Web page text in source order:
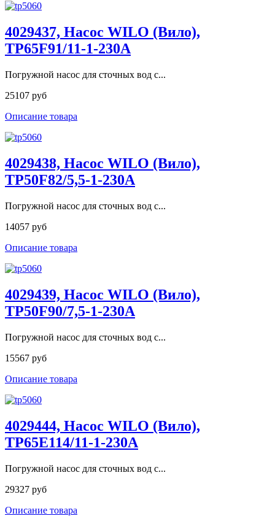
4029437, Насос WILO (Вило),
TP65F91/11-1-230A
Погружной насос для сточных вод с...
25107 руб
Описание товара
4029438, Насос WILO (Вило),
TP50F82/5,5-1-230A
Погружной насос для сточных вод с...
14057 руб
Описание товара
4029439, Насос WILO (Вило),
TP50F90/7,5-1-230A
Погружной насос для сточных вод с...
15567 руб
Описание товара
4029444, Насос WILO (Вило),
TP65E114/11-1-230A
Погружной насос для сточных вод с...
29327 руб
Описание товара